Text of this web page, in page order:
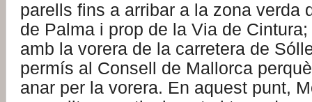
parells fins a arribar a la zona verda
de Palma i prop de la Via de
amb la vorera de la carretera de
permís al Consell de Mallorca
anar per la vorera. En aquest punt,